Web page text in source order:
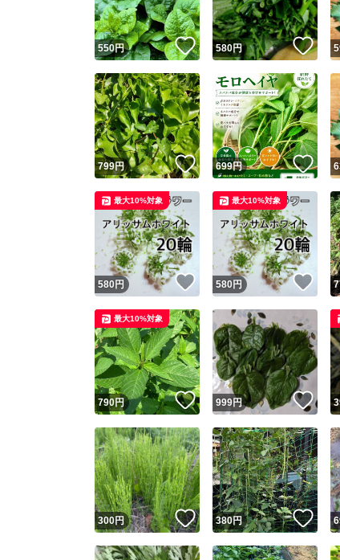
550円 いいね！
580円 い
799円 いいね！
699円 い
580円 いいね！
最大10%対象
580円 い
最大10%対象
790円 いいね！
最大10%対象
999円 い
300円 いいね！
380円 い